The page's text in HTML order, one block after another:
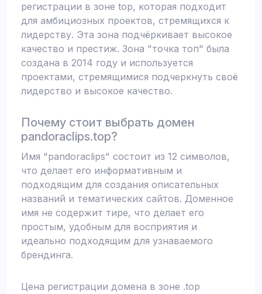
регистрации в зоне top, которая подходит
для амбициозных проектов, стремящихся к
лидерству. Эта зона подчёркивает высокое
качество и престиж. Зона "точка топ" была
создана в 2014 году и используется
проектами, стремящимися подчеркнуть своё
лидерство и высокое качество.
Почему стоит выбрать домен
pandoraclips.top?
Имя "pandoraclips" состоит из 12 символов,
что делает его информативным и
подходящим для создания описательных
названий и тематических сайтов. Доменное
имя не содержит тире, что делает его
простым, удобным для восприятия и
идеально подходящим для узнаваемого
брендинга.
Цена регистрации домена в зоне .top